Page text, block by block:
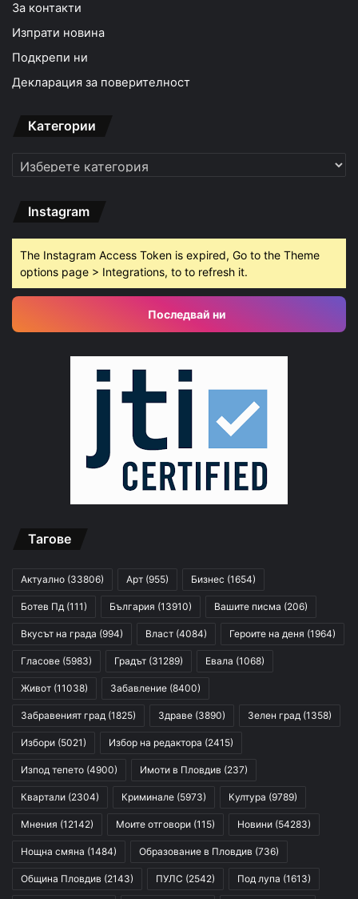
За контакти
Изпрати новина
Подкрепи ни
Декларация за поверителност
Категории
Категории
Instagram
The Instagram Access Token is expired, Go to the Theme
options page > Integrations, to to refresh it.
Последвай ни
Тагове
Актуално (33806) Арт (955) Бизнес (1654)
Ботев Пд (111) България (13910) Вашите писма (206)
Вкусът на града (994) Власт (4084) Героите на деня (1964)
Гласове (5983) Градът (31289) Евала (1068)
Живот (11038) Забавление (8400)
Забравеният град (1825) Здраве (3890) Зелен град (1358)
Избори (5021) Избор на редактора (2415)
Изпод тепето (4900) Имоти в Пловдив (237)
Квартали (2304) Криминале (5973) Култура (9789)
Мнения (12142) Моите отговори (115) Новини (54283)
Нощна смяна (1484) Образование в Пловдив (736)
Община Пловдив (2143) ПУЛС (2542) Под лупа (1613)